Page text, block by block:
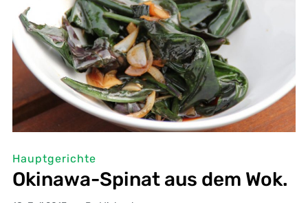
Hauptgerichte
Okinawa-Spinat aus dem Wok.